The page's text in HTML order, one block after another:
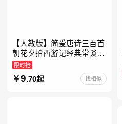
【人教版】简爱唐诗三百首
朝花夕拾西游记经典常谈昆
虫记骆驼祥子钢铁是怎样炼
成的升级版鲁迅原著正版七
八九年级上下 鲁滨逊漂流
限时抢
9.70起 找相似